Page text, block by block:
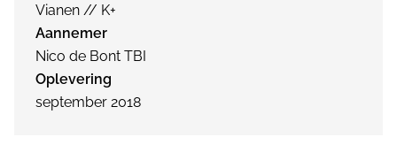
Vianen // K+
Aannemer
Nico de Bont TBI
Oplevering
september 2018